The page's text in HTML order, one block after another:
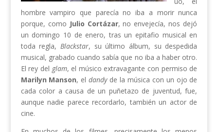
hombre vampiro que parecía no iba a morir nunca
porque, como Julio Cortázar, no envejecía, nos dejó
un domingo 10 de enero, tras un epitafio musical en
toda regla, Blackstar, su último álbum, su despedida
musical, grabado cuando sabía que no iba a haber otro.
El rey del glam, el músico extravagante con permiso de
Marilyn Manson, eldandyde la música con un ojo de
cada color a causa de un puñetazo de juventud, fue,
aunque nadie parece recordarlo, también un actor de
cine.